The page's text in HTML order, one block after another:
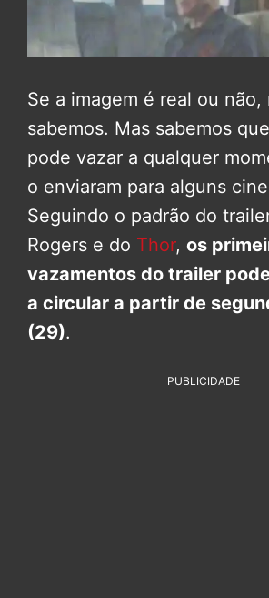
Se a imagem é real ou não,
sabemos. Mas sabemos
pode vazar a qualquer
o enviaram para alguns
Seguindo o padrão do
Rogers e do Thor, os
vazamentos do trailer
a circular a partir de
(29).
PUBLICIDADE